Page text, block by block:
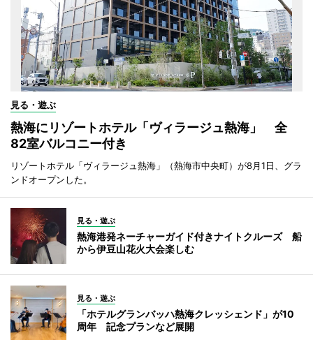
見る・遊ぶ
熱海にリゾートホテル「ヴィラージュ熱海」 全
82室バルコニー付き
リゾートホテル「ヴィラージュ熱海」（熱海市中央町）が8月1日、グラ
ンドオープンした。
見る・遊ぶ
熱海港発ネーチャーガイド付きナイトクルーズ 船
から伊豆山花火大会楽しむ
見る・遊ぶ
「ホテルグランバッハ熱海クレッシェンド」が10
周年 記念プランなど展開